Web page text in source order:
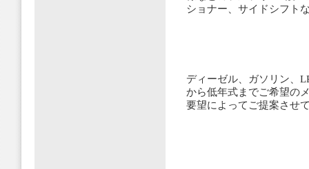
ショナー、サイドシフト
ディーゼル、ガソリン、
から低年式までご希望の
要望によってご提案させ